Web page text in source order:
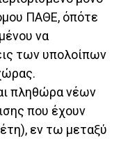
ΠΑΘΕ, όπότε
να
των υπολοίπων
πληθώρα νέων
που έχουν
εν τω μεταξύ